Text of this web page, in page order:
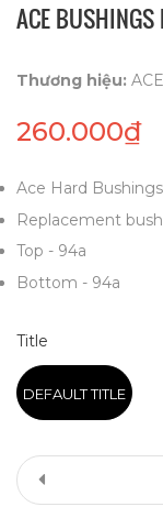
ACE BUSHINGS
Thương hiệu: ACE
260.000₫
Ace Hard Bushings
Replacement
Top - 94a
Bottom - 94a
Title
DEFAULT TITLE